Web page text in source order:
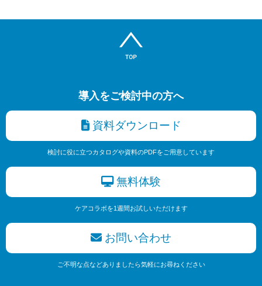
導入をご検討中の方へ
資料ダウンロード
検討に役に立つカタログや資料のPDFをご用意しています
無料体験
ケアコラボを1週間お試しいただけます
お問い合わせ
ご不明な点などありましたら気軽にお尋ねください